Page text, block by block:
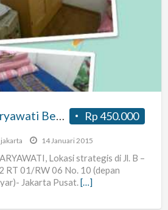
Rp 450.000
Kost Khusus Karyawati Bebas Banjir
jakarta 14 Januari 2015
Lokasi strategis di Jl. B –
RT 01/RW 06 No. 10 (depan
Jakarta Pusat.[…]